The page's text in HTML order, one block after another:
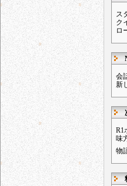
ス
ク
ロ
会
新
R1
味
物